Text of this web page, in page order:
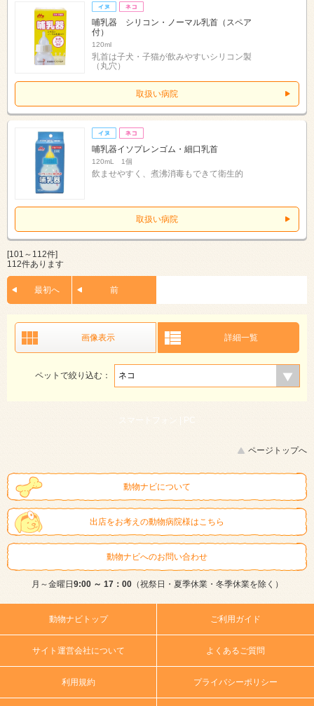
哺乳器 シリコン・ノーマル乳首（スペア
付）
120ml
乳首は子犬・子猫が飲みやすいシリコン製
（丸穴）
取扱い病院
哺乳器イソプレンゴム・細口乳首
120mL 1個
飲ませやすく、煮沸消毒もできて衛生的
取扱い病院
[101～112件]
112件あります
最初へ 前
画像表示 詳細一覧
ペットで絞り込む：
スマートフォン | PC
ページトップへ
動物ナビについて
出店をお考えの動物病院様はこちら
動物ナビへのお問い合わせ
月～金曜日 9:00 ～ 17：00（祝祭日・夏季休業・冬季休業を除く）
動物ナビトップ ご利用ガイド
サイト運営会社について よくあるご質問
利用規約 プライバシーポリシー